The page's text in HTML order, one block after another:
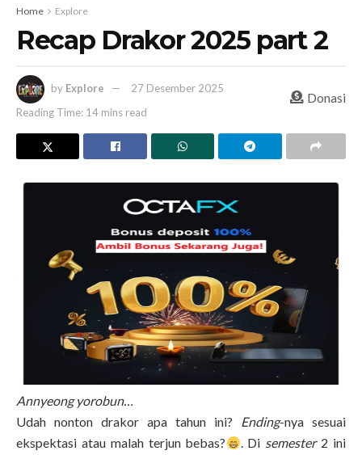
Home Explore
Recap Drakor 2025 part 2
by Explore
27 Desember 2025
Reading Time: 14 mins read
Donasi
Annyeong yorobun…
Udah nonton drakor apa tahun ini? Ending-nya sesuai
ekspektasi atau malah terjun bebas?
. Di semester 2 ini